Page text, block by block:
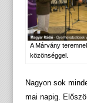
A Márvány
közönséggel.
Nagyon sok
mai napig.